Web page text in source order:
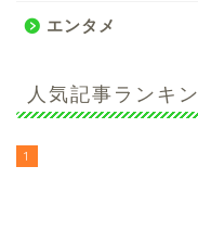
エンタメ
人気記事ランキ
1